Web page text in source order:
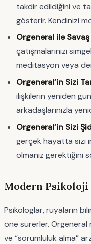
takdir edildiğini ve
gösterir. Kendinizi
Orgeneral ile Savaş
çatışmalarınızı
meditasyon veya
Orgeneral’in Sizi
ilişkilerin yeniden
arkadaşlarınızla
Orgeneral’in Sizi
gerçek hayatta sizi
olmanız gerektiğini
Modern
Psikologlar, rüyaların
öne sürerler. Orgeneral
ve “sorumluluk alma”